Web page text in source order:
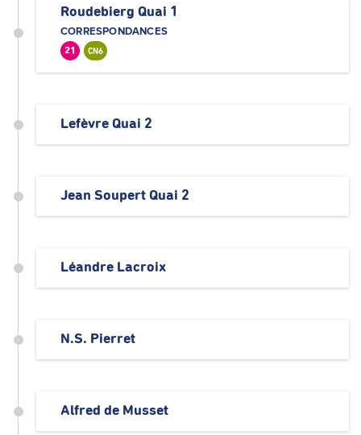
Roudebierg Quai 1
CORRESPONDANCES
21 CN6
Lefèvre Quai 2
Jean Soupert Quai 2
Léandre Lacroix
N.S. Pierret
Alfred de Musset